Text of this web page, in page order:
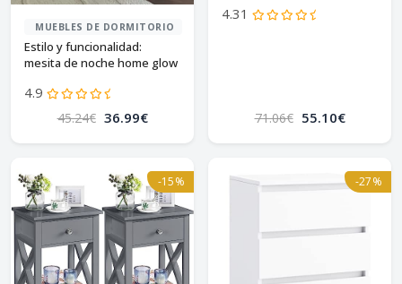
MUEBLES DE DORMITORIO
Estilo y funcionalidad:
mesita de noche home glow
4.9
45.24€ 36.99€
4.31
71.06€ 55.10€
-15% -27%